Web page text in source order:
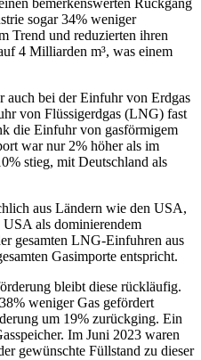
bemerkenswerten Rückgang
sogar 34% weniger
Trend und reduzierten ihren
4 Milliarden m³, was einem
auch bei der Einfuhr von Erdgas
von Flüssigerdgas (LNG) fast
die Einfuhr von gasförmigem
war nur 2% höher als im
stieg, mit Deutschland als
aus Ländern wie den USA,
als dominierendem
gesamten LNG-Einfuhren aus
Gasimporte entspricht.
bleibt diese rückläufig.
weniger Gas gefördert
um 19% zurückging. Ein
Im Juni 2023 waren
gewünschte Füllstand zu dieser